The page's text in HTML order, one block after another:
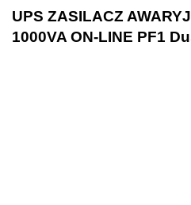
UPS ZASILACZ
1000VA ON-LINE PF1